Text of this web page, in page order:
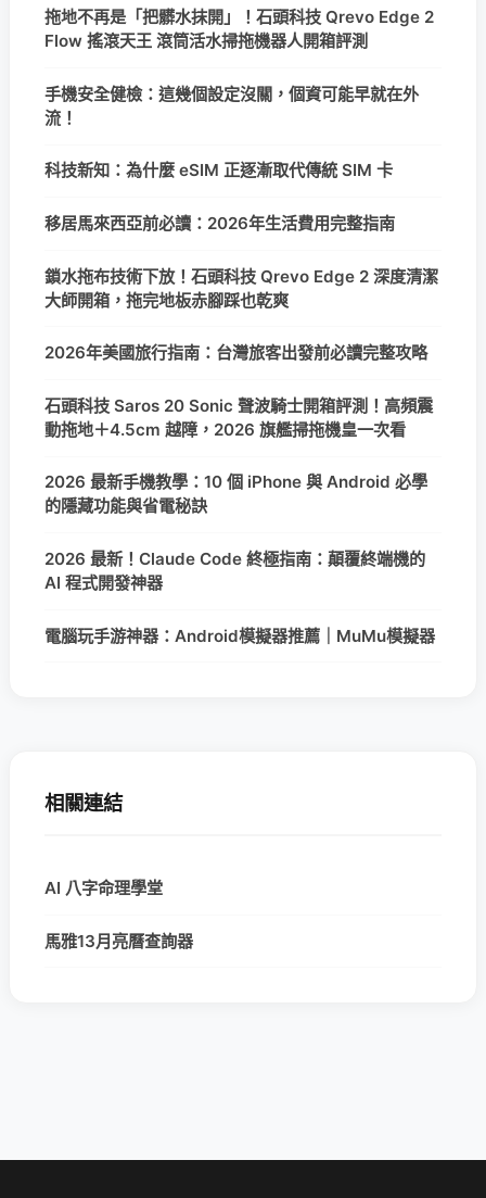
拖地不再是「把髒水抹開」！石頭科技 Qrevo Edge 2
Flow 搖滾天王 滾筒活水掃拖機器人開箱評測
手機安全健檢：這幾個設定沒關，個資可能早就在外
流！
科技新知：為什麼 eSIM 正逐漸取代傳統 SIM 卡
移居馬來西亞前必讀：2026年生活費用完整指南
鎖水拖布技術下放！石頭科技 Qrevo Edge 2 深度清潔
大師開箱，拖完地板赤腳踩也乾爽
2026年美國旅行指南：台灣旅客出發前必讀完整攻略
石頭科技 Saros 20 Sonic 聲波騎士開箱評測！高頻震
動拖地＋4.5cm 越障，2026 旗艦掃拖機皇一次看
2026 最新手機教學：10 個 iPhone 與 Android 必學
的隱藏功能與省電秘訣
2026 最新！Claude Code 終極指南：顛覆終端機的
AI 程式開發神器
電腦玩手游神器：Android模擬器推薦｜MuMu模擬器
相關連結
AI 八字命理學堂
馬雅13月亮曆查詢器